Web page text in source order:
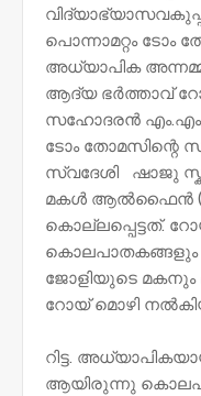
പൊന്നാമറ്റം ടോം
അധ്യാപിക
ആദ്യ ഭർത്താവ്
സഹോദരൻ എം.എം.
ടോം
സ്വദേശി ഷാജു
മകൾ ആൽഫൈൻ
കൊല്ലപ്പെട്ടത്.
കൊലപാതകങ്ങളും
ജോളിയുടെ മകനും
റോയ് മൊഴി
റിട്ട.
ആയിരുന്നു